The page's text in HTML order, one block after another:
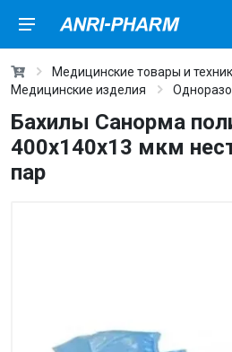
Медицинские товары и
Медицинские изделия
Бахилы Санорма
400х140х13 мкм
пар